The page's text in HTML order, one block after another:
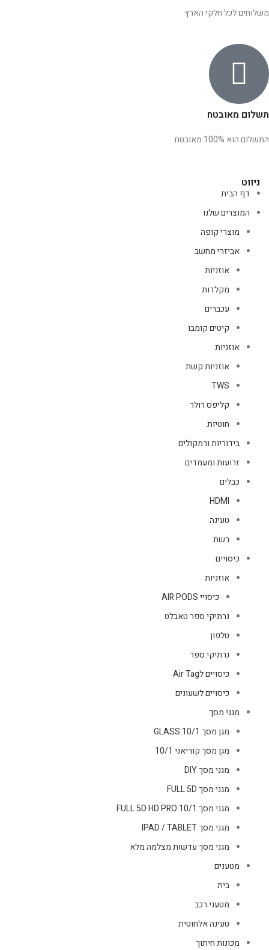
משלוחים לכל חלקי הארץ
תשלום מאובטח
התשלום הוא 100% מאובטח
ניווט
דף הבית
המוצרים שלנו
מוצרי קופה
אביזרי מחשב
אוזניות
מקלדות
עכברים
קיטים קומבו
אוזניות
אוזניות קשת
TWS
קליפס רולר
חוטיות
בידוריות ורמקולים
זרועות ומעמדים
כבלים
HDMI
טעינה
רשת
כיסויים
אוזניות
כיסויי AIR PODS
נרתיקי ספר טאבלט
טלפון
נרתיקי ספר
כיסויים לAir Tag
כיסויים לשעונים
מגני מסך
מגן מסך GLASS 10/1
מגן מסך קוריאני 10/1
מגני מסך DIY
מגני מסך FULL 5D
מגני מסך FULL 5D HD PRO 10/1
מגני מסך IPAD / TABLET
מגני מסך עדשות מצלמה מלא
מטענים
בית
מטעני רכב
טעינה אלחוטית
מכונות חיתוך